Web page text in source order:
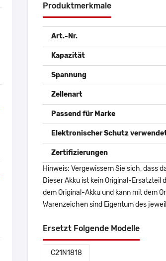
Produktmerkmale
Art.-Nr.
Kapazität
Spannung
Zellenart
Passend für Marke
Elektronischer Schutz
Zertifizierungen
Hinweis: Vergewissern Sie sich, dass
Dieser Akku ist kein Original-
dem Original-Akku und kann mit dem
Warenzeichen sind Eigentum des
Ersetzt Folgende Modelle
C21N1818